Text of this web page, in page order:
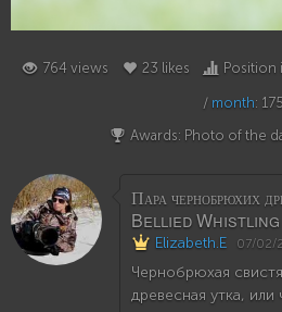
764 views 23 likes Position
/ month: 175
Awards: Photo of the
Пара чернобрюхих
Bellied
Elizabeth.E 07/02/
Чернобрюхая
древесная утка,